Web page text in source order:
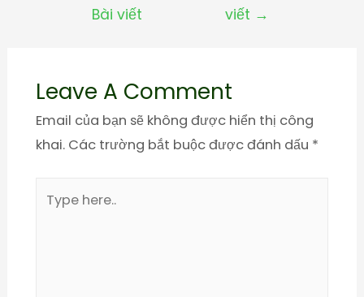
Bài viết
viết →
Leave A Comment
Email của bạn sẽ không được hiển thị công
khai. Các trường bắt buộc được đánh dấu *